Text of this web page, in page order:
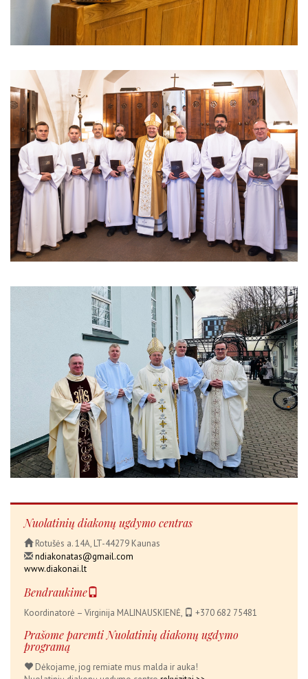
Nuolatinių diakonų ugdymo centras
Rotušės a. 14A, LT-44279 Kaunas
ndiakonatas@gmail.com
www.diakonai.lt
Bendraukime
Koordinatorė – Virginija MALINAUSKIENĖ, +370 682 75481
Prašome paremti Nuolatinių diakonų ugdymo
programą
Dėkojame, jog remiate mus malda ir auka!